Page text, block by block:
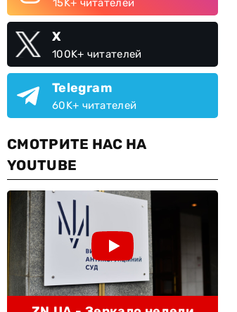
15K+ читателей
X
100K+ читателей
Telegram
60K+ читателей
СМОТРИТЕ НАС НА
YOUTUBE